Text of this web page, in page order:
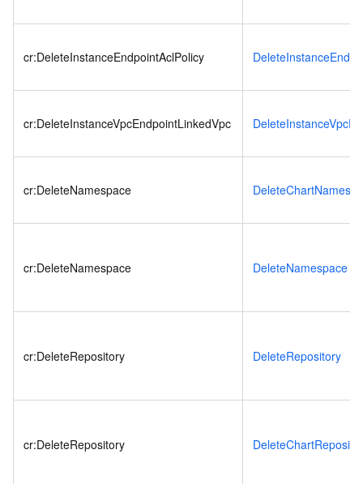
cr:DeleteInstanceEndpointAclPolicy
cr:DeleteInstanceVpcEndpointLinkedVpc
cr:DeleteNamespace
cr:DeleteNamespace DeleteNamespace
cr:DeleteRepository DeleteRepository
cr:DeleteRepository